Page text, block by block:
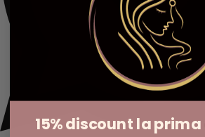
15% discount la